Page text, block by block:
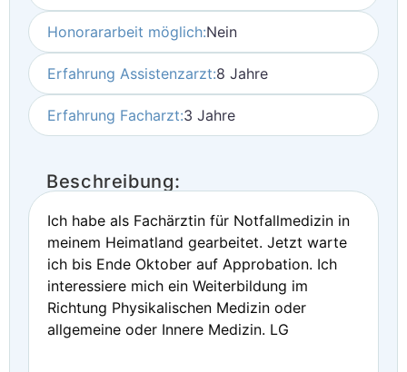
Honorararbeit möglich:Nein
Erfahrung Assistenzarzt:8 Jahre
Erfahrung Facharzt:3 Jahre
Beschreibung:
Ich habe als Fachärztin für Notfallmedizin in
meinem Heimatland gearbeitet. Jetzt warte
ich bis Ende Oktober auf Approbation. Ich
interessiere mich ein Weiterbildung im
Richtung Physikalischen Medizin oder
allgemeine oder Innere Medizin. LG